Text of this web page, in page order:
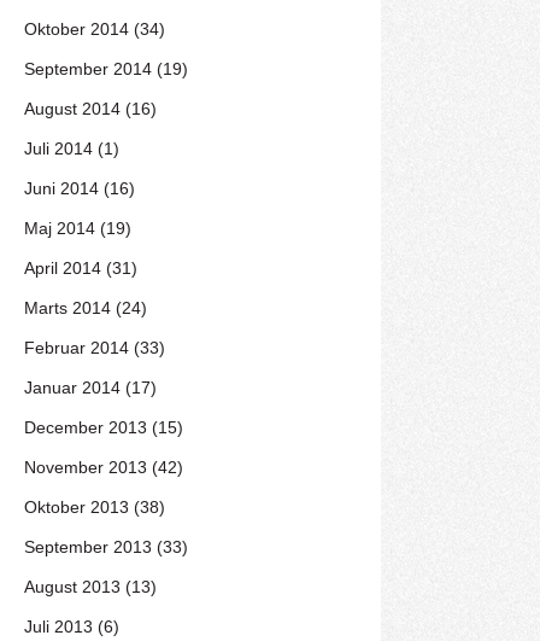
Oktober 2014 (34)
September 2014 (19)
August 2014 (16)
Juli 2014 (1)
Juni 2014 (16)
Maj 2014 (19)
April 2014 (31)
Marts 2014 (24)
Februar 2014 (33)
Januar 2014 (17)
December 2013 (15)
November 2013 (42)
Oktober 2013 (38)
September 2013 (33)
August 2013 (13)
Juli 2013 (6)